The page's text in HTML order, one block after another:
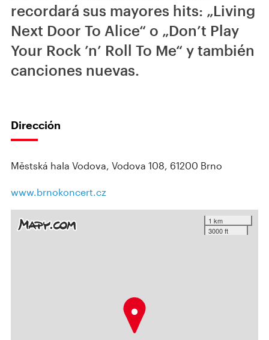
recordará sus mayores hits: „Living
Next Door To Alice“ o „Don’t Play
Your Rock ’n’ Roll To Me“ y también
canciones nuevas.
Dirección
Městská hala Vodova, Vodova 108, 61200 Brno
www.brnokoncert.cz
1 km
3000 ft